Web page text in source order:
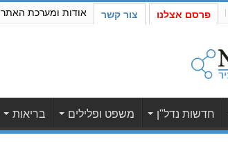
פרסם אצלנו צור קשר אודות ומערכת האתר
חדשות נדל"ן משפט ופלילים בריאות